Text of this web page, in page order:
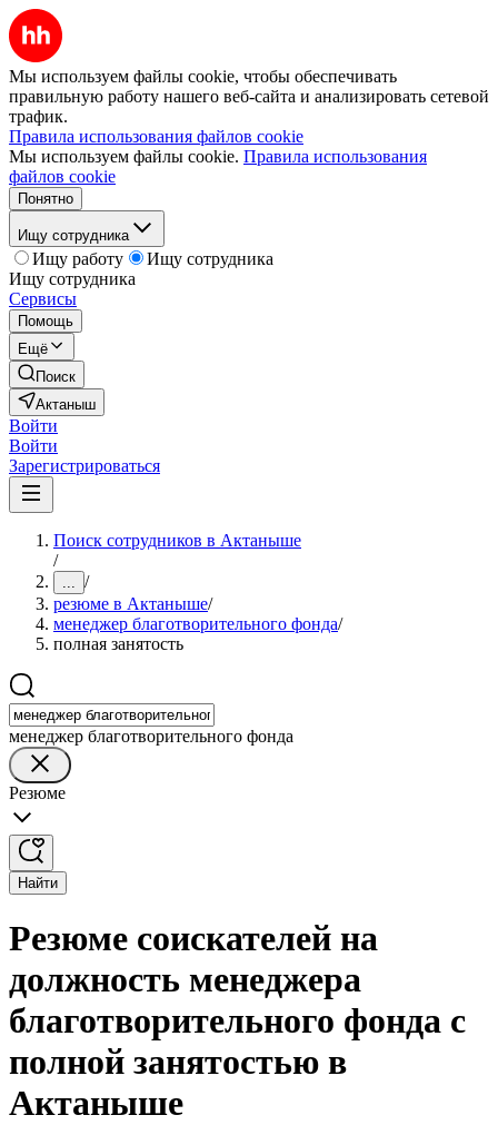
Мы используем файлы cookie, чтобы обеспечивать
правильную работу нашего веб-сайта и анализировать сетевой
трафик.
Правила использования файлов cookie
Мы используем файлы cookie. Правила использования
файлов cookie
Понятно
Ищу сотрудника
Ищу работу
Ищу сотрудника
Ищу сотрудника
Сервисы
Помощь
Ещё
Поиск
Актаныш
Войти
Войти
Зарегистрироваться
Поиск сотрудников в Актаныше
/
... /
резюме в Актаныше/
менеджер благотворительного фонда/
полная занятость
менеджер благотворительного фонда
Резюме
Найти
Резюме соискателей на
должность менеджера
благотворительного фонда с
полной занятостью в
Актаныше